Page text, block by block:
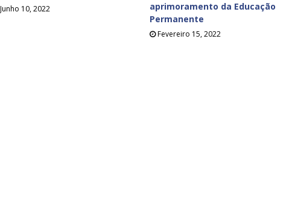
Junho 10, 2022
aprimoramento da Educação
Permanente
Fevereiro 15, 2022